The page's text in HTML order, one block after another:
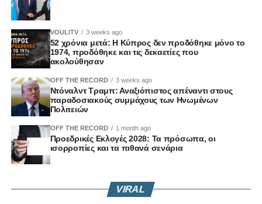
VOULITV 3 weeks ago
52 χρόνια μετά: Η Κύπρος δεν προδόθηκε μόνο το
1974, προδόθηκε και τις δεκαετίες που
ακολούθησαν
OFF THE RECORD 3 weeks ago
Ντόναλντ Τραμπ: Αναξιόπιστος απέναντι στους
παραδοσιακούς συμμάχους των Ηνωμένων
Πολιτειών
OFF THE RECORD 1 month ago
Προεδρικές Εκλογές 2028: Τα πρόσωπα, οι
ισορροπίες και τα πιθανά σενάρια
VIRAL